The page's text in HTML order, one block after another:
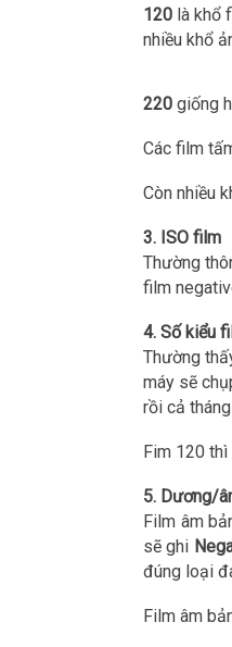
120 là khổ
nhiều khổ
220 giống
Các film
Còn nhiều
3. ISO film
Thường
film
4. Số kiểu
Thường
máy sẽ
rồi cả
Fim 120 thì
5. Dương/
Film âm
sẽ ghi
đúng loại
Film âm